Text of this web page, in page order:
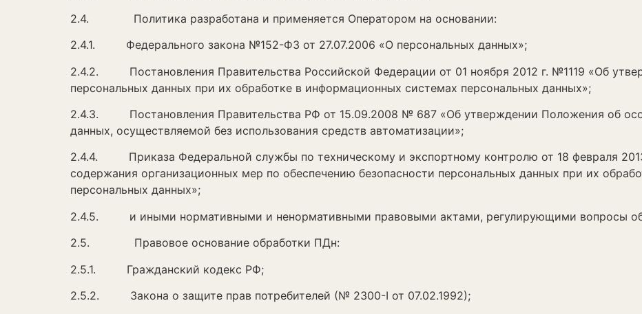
2.4. Политика разработана и применяется Оператором на основании:
2.4.1. Федерального закона №152-ФЗ от 27.07.2006 «О персональных данных»;
2.4.2. Постановления Правительства Российской Федерации от 01 ноября 2012 г. №1119 «Об
персональных данных при их обработке в информационных системах персональных данных»;
2.4.3. Постановления Правительства РФ от 15.09.2008 № 687 «Об утверждении Положения об
данных, осуществляемой без использования средств автоматизации»;
2.4.4. Приказа Федеральной службы по техническому и экспортному контролю от 18 февраля
содержания организационных мер по обеспечению безопасности персональных данных при их
персональных данных»;
2.4.5. и иными нормативными и ненормативными правовыми актами, регулирующими вопросы
2.5. Правовое основание обработки ПДн:
2.5.1. Гражданский кодекс РФ;
2.5.2. Закона о защите прав потребителей (№ 2300-I от 07.02.1992);